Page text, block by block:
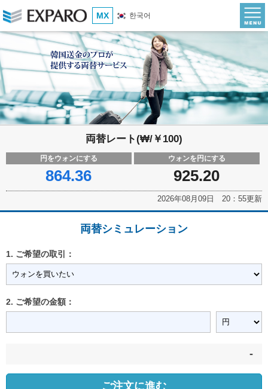
MX 한국어
両替レート(₩/￥100)
円をウォンにする
864.36
ウォンを円にする
925.20
2026年08月09日 20：55更新
両替シミュレーション
1. ご希望の取引：
2. ご希望の金額：
-
ご注文に進む